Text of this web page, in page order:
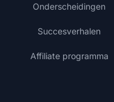
Onderscheidingen
Succesverhalen
Affiliate programma